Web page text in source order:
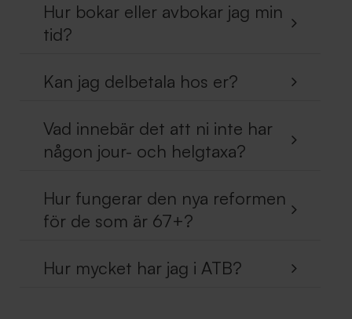
Hur bokar eller avbokar jag min
tid?
Kan jag delbetala hos er?
Vad innebär det att ni inte har
någon jour- och helgtaxa?
Hur fungerar den nya reformen
för de som är 67+?
Hur mycket har jag i ATB?